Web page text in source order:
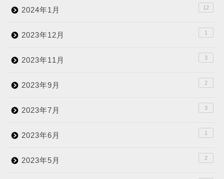
2024年1月 12
2023年12月 1
2023年11月 3
2023年9月 2
2023年7月 3
2023年6月 1
2023年5月 2